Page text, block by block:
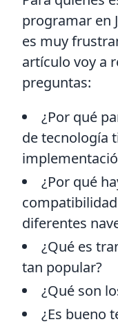
programar en
es muy
artículo voy a
preguntas:
¿Por qué
de tecnología
¿Por qué
diferentes
¿Qué es
tan popular?
¿Qué son
¿Es bueno